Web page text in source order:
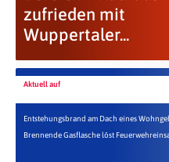
zufrieden mit
Wuppertaler...
Aktuell auf
Entstehungsbrand am Dach eines
Brennende Gasflasche löst